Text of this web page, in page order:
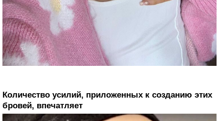
Количество усилий, приложенных к созданию этих
бровей, впечатляет